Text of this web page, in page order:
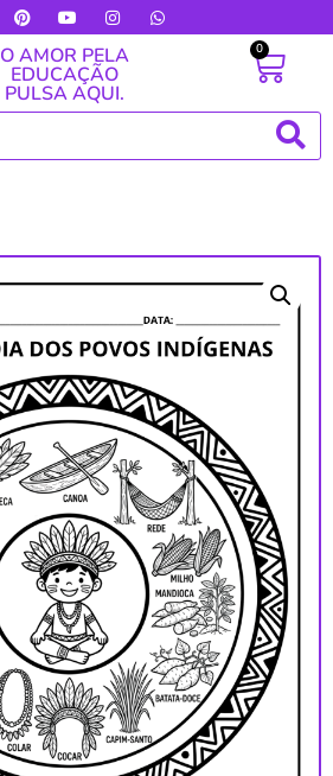
O AMOR PELA
EDUCAÇÃO
PULSA AQUI.
0